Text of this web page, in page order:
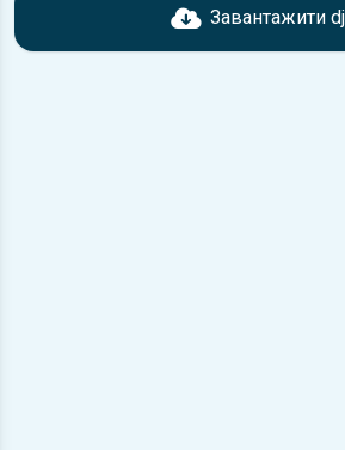
ВАЗ 2121 Нива, що надані в книзі.
Завантажити